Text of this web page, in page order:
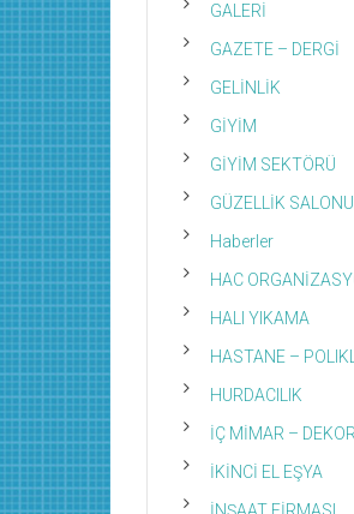
GALERİ
GAZETE – DERGİ
GELİNLİK
GİYİM
GİYİM SEKTÖRÜ
GÜZELLİK SALONU
Haberler
HAC
HALI YIKAMA
HASTANE –
HURDACILIK
İÇ MİMAR –
İKİNCİ EL EŞYA